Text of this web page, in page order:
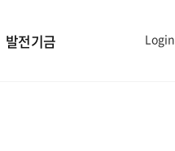
발전기금 Login